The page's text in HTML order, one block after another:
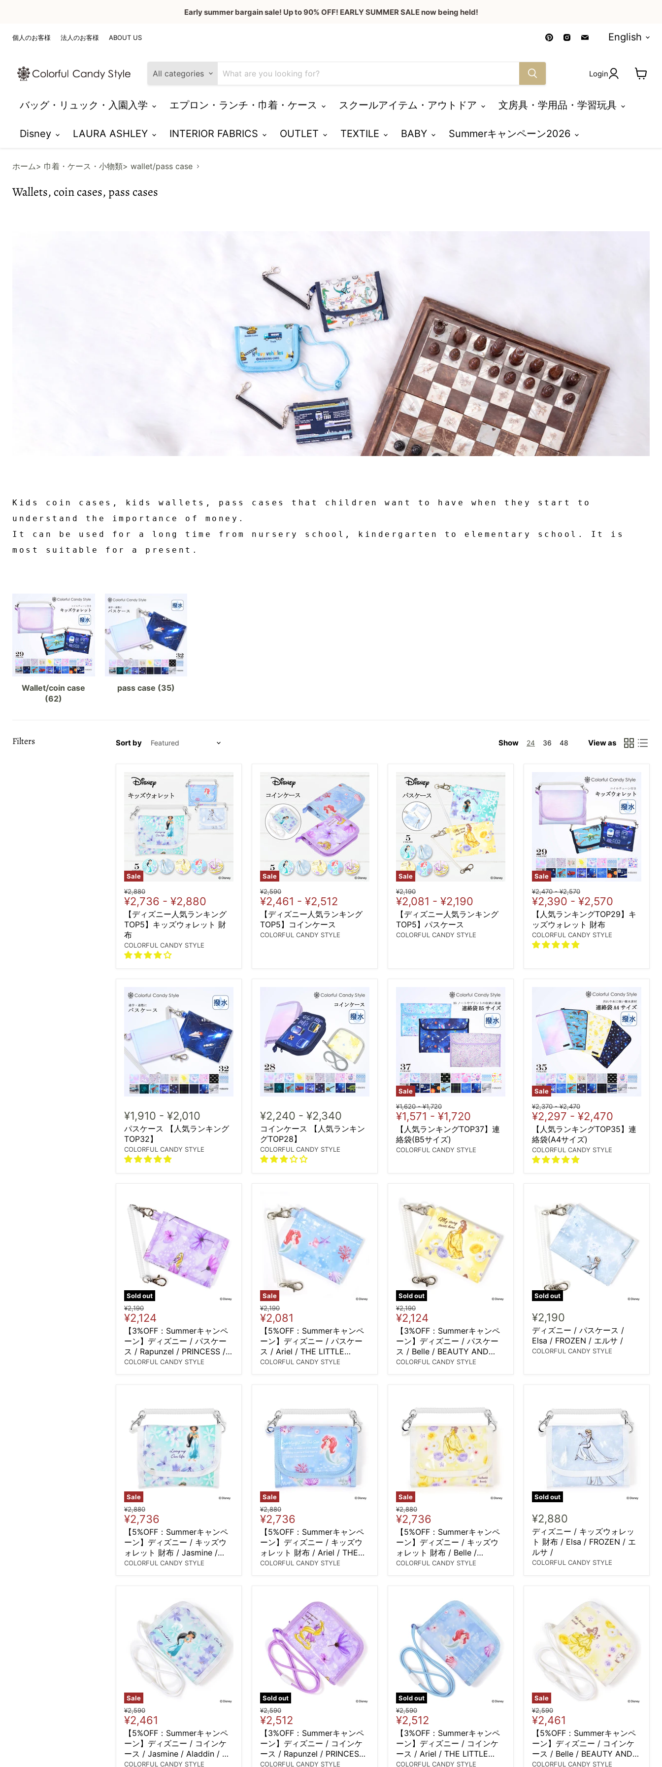
Early summer bargain sale! Up to 90% OFF! EARLY SUMMER SALE now being held!
個人のお客様 法人のお客様 ABOUT US
Find
us
Find
us
Language
English
All categories Login
バッグ・リュック・入園入学 エプロン・ランチ・巾着・ケース スクールアイテム・アウトドア 文房具・学用品・学習玩具
Disney LAURA ASHLEY INTERIOR FABRICS OUTLET TEXTILE BABY Summerキャンペーン2026
ホーム> 巾着・ケース・小物類> wallet/pass case
Wallets, coin cases, pass cases
Kids coin cases, kids wallets, pass cases that children want to have when they start to
understand the importance of money.
It can be used for a long time from nursery school, kindergarten to elementary school. It is
most suitable for a present.
Wallet/coin case
(62)
pass case (35)
Filters Sort by Show 24 36 48 View as
Sale
Original
price
¥2,880
¥2,736 - ¥2,880
【ディズニー人気ランキング
TOP5】キッズウォレット 財
布
COLORFUL CANDY STYLE
Sale
Original
price
¥2,590
¥2,461 - ¥2,512
【ディズニー人気ランキング
TOP5】コインケース
COLORFUL CANDY STYLE
Sale
Original
price
¥2,190
¥2,081 - ¥2,190
【ディズニー人気ランキング
TOP5】パスケース
COLORFUL CANDY STYLE
Sale
Original
price
¥2,470 -Original
price
¥2,570
¥2,390 - ¥2,570
【人気ランキングTOP29】キ
ッズウォレット 財布
COLORFUL CANDY STYLE
¥1,910 - ¥2,010
パスケース 【人気ランキング
TOP32】
COLORFUL CANDY STYLE
¥2,240 - ¥2,340
コインケース 【人気ランキン
グTOP28】
COLORFUL CANDY STYLE
Sale
Original
price
¥1,620 -Original
price
¥1,720
¥1,571 - ¥1,720
【人気ランキングTOP37】連
絡袋(B5サイズ)
COLORFUL CANDY STYLE
Sale
Original
price
¥2,370 -Original
price
¥2,470
¥2,297 - ¥2,470
【人気ランキングTOP35】連
絡袋(A4サイズ)
COLORFUL CANDY STYLE
Sold out
Original
price
¥2,190
Current
price
¥2,124
【3%OFF：Summerキャンペ
ーン】ディズニー / パスケー
ス / Rapunzel / PRINCESS /
ラプンツェル /
COLORFUL CANDY STYLE
Sale
Original
price
¥2,190
Current
price
¥2,081
【5%OFF：Summerキャンペ
ーン】ディズニー / パスケー
ス / Ariel / THE LITTLE
MERMAID / アリエル /
COLORFUL CANDY STYLE
Sold out
Original
price
¥2,190
Current
price
¥2,124
【3%OFF：Summerキャンペ
ーン】ディズニー / パスケー
ス / Belle / BEAUTY AND
THE BEAST / ベル /
COLORFUL CANDY STYLE
Sold out
¥2,190
ディズニー / パスケース /
Elsa / FROZEN / エルサ /
COLORFUL CANDY STYLE
Sale
Original
price
¥2,880
Current
price
¥2,736
【5%OFF：Summerキャンペ
ーン】ディズニー / キッズウ
ォレット 財布 / Jasmine /
Aladdin / ジャスミン /
COLORFUL CANDY STYLE
Sale
Original
price
¥2,880
Current
price
¥2,736
【5%OFF：Summerキャンペ
ーン】ディズニー / キッズウ
ォレット 財布 / Ariel / THE
LITTLE MERMAID / アリエル
COLORFUL CANDY STYLE
Sale
Original
price
¥2,880
Current
price
¥2,736
【5%OFF：Summerキャンペ
ーン】ディズニー / キッズウ
ォレット 財布 / Belle /
BEAUTY AND THE BEAST /
COLORFUL CANDY STYLE
Sold out
¥2,880
ディズニー / キッズウォレッ
ト 財布 / Elsa / FROZEN / エ
ルサ /
COLORFUL CANDY STYLE
Sale
Original
price
¥2,590
Current
price
¥2,461
【5%OFF：Summerキャンペ
ーン】ディズニー / コインケ
ース / Jasmine / Aladdin / ジ
ャスミン /
COLORFUL CANDY STYLE
Sold out
Original
price
¥2,590
Current
price
¥2,512
【3%OFF：Summerキャンペ
ーン】ディズニー / コインケ
ース / Rapunzel / PRINCESS /
ラプンツェル /
COLORFUL CANDY STYLE
Sold out
Original
price
¥2,590
Current
price
¥2,512
【3%OFF：Summerキャンペ
ーン】ディズニー / コインケ
ース / Ariel / THE LITTLE
MERMAID / アリエル /
COLORFUL CANDY STYLE
Sale
Original
price
¥2,590
Current
price
¥2,461
【5%OFF：Summerキャンペ
ーン】ディズニー / コインケ
ース / Belle / BEAUTY AND
THE BEAST / ベル /
COLORFUL CANDY STYLE